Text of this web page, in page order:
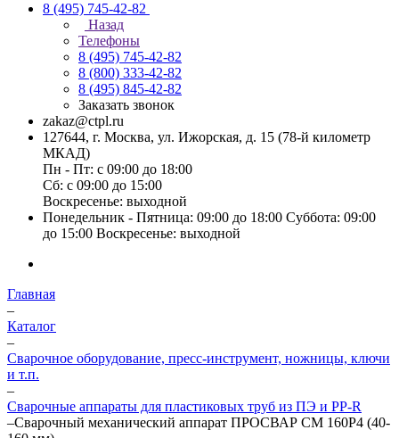
8 (495) 745-42-82
Назад
Телефоны
8 (495) 745-42-82
8 (800) 333-42-82
8 (495) 845-42-82
Заказать звонок
zakaz@ctpl.ru
127644, г. Москва, ул. Ижорская, д. 15 (78-й километр
МКАД)
Пн - Пт: с 09:00 до 18:00
Сб: с 09:00 до 15:00
Воскресенье: выходной
Понедельник - Пятница: 09:00 до 18:00 Суббота: 09:00
до 15:00 Воскресенье: выходной
Главная
–
Каталог
–
Сварочное оборудование, пресс-инструмент, ножницы, ключи
и т.п.
–
Сварочные аппараты для пластиковых труб из ПЭ и PP-R
–Сварочный механический аппарат ПРОСВАР СМ 160Р4 (40-